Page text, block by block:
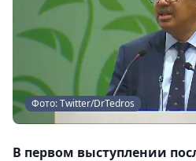
Фото: Twitter/DrTedros
В первом выступлении